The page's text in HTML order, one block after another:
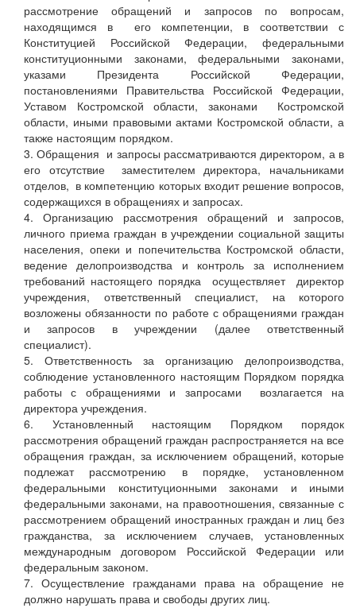
рассмотрение обращений и запросов по вопросам,
находящимся в его компетенции, в соответствии с
Конституцией Российской Федерации, федеральными
конституционными законами, федеральными законами,
указами Президента Российской Федерации,
постановлениями Правительства Российской Федерации,
Уставом Костромской области, законами Костромской
области, иными правовыми актами Костромской области, а
также настоящим порядком.
3. Обращения и запросы рассматриваются директором, а в
его отсутствие заместителем директора, начальниками
отделов, в компетенцию которых входит решение вопросов,
содержащихся в обращениях и запросах.
4. Организацию рассмотрения обращений и запросов,
личного приема граждан в учреждении социальной защиты
населения, опеки и попечительства Костромской области,
ведение делопроизводства и контроль за исполнением
требований настоящего порядка осуществляет директор
учреждения, ответственный специалист, на которого
возложены обязанности по работе с обращениями граждан
и запросов в учреждении (далее ответственный
специалист).
5. Ответственность за организацию делопроизводства,
соблюдение установленного настоящим Порядком порядка
работы с обращениями и запросами возлагается на
директора учреждения.
6. Установленный настоящим Порядком порядок
рассмотрения обращений граждан распространяется на все
обращения граждан, за исключением обращений, которые
подлежат рассмотрению в порядке, установленном
федеральными конституционными законами и иными
федеральными законами, на правоотношения, связанные с
рассмотрением обращений иностранных граждан и лиц без
гражданства, за исключением случаев, установленных
международным договором Российской Федерации или
федеральным законом.
7. Осуществление гражданами права на обращение не
должно нарушать права и свободы других лиц.